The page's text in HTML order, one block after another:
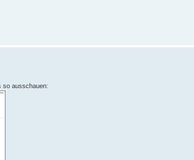
so ausschauen: